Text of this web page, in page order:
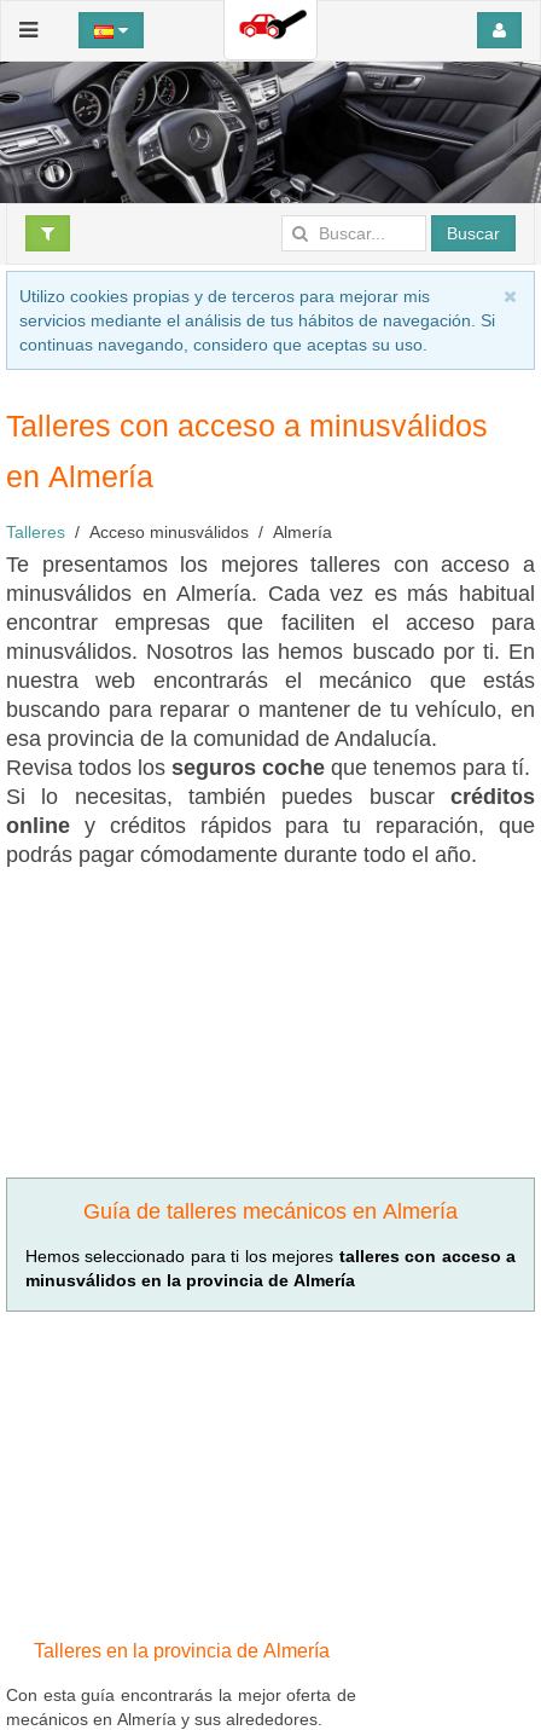
Buscar
Utilizo cookies propias y de terceros para mejorar mis
servicios mediante el análisis de tus hábitos de navegación. Si
continuas navegando, considero que aceptas su uso.
Talleres con acceso a minusválidos
en Almería
Talleres Acceso minusválidos Almería
Te presentamos los mejores talleres con acceso a
minusválidos en Almería. Cada vez es más habitual
encontrar empresas que faciliten el acceso para
minusválidos. Nosotros las hemos buscado por ti. En
nuestra web encontrarás el mecánico que estás
buscando para reparar o mantener de tu vehículo, en
esa provincia de la comunidad de Andalucía.
Revisa todos los seguros coche que tenemos para tí.
Si lo necesitas, también puedes buscar créditos
online y créditos rápidos para tu reparación, que
podrás pagar cómodamente durante todo el año.
Guía de talleres mecánicos en Almería
Hemos seleccionado para ti los mejores talleres con acceso a
minusválidos en la provincia de Almería
Talleres en la provincia de Almería
Con esta guía encontrarás la mejor oferta de
mecánicos en Almería y sus alrededores.